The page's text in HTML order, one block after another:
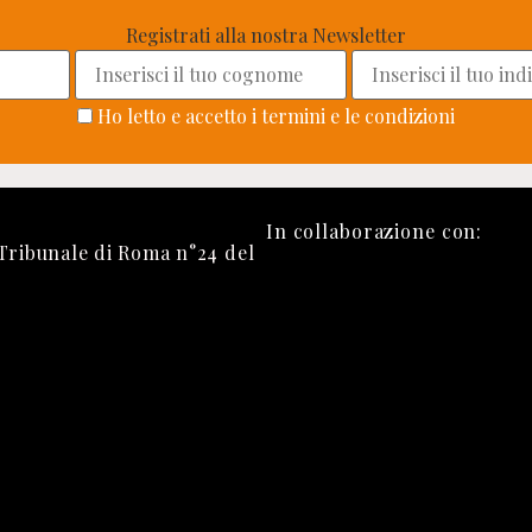
Registrati alla nostra Newsletter
Ho letto e accetto i termini e le condizioni
di Roma n°24 del
In collaborazione con: